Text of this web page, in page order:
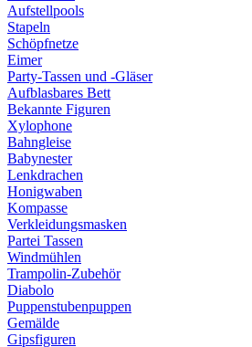
Aufstellpools
Stapeln
Schöpfnetze
Eimer
Party-Tassen und -Gläser
Aufblasbares Bett
Bekannte Figuren
Xylophone
Bahngleise
Babynester
Lenkdrachen
Honigwaben
Kompasse
Verkleidungsmasken
Partei Tassen
Windmühlen
Trampolin-Zubehör
Diabolo
Puppenstubenpuppen
Gemälde
Gipsfiguren